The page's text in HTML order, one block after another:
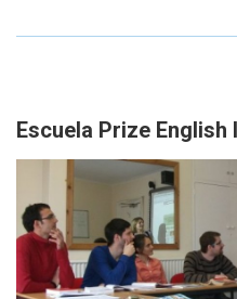
Escuela Prize English